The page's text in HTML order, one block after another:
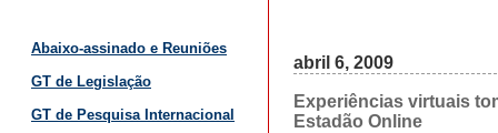
Abaixo-assinado e Reuniões
GT de Legislação
GT de Pesquisa Internacional
abril 6, 2009
Experiências virtuais
Estadão Online